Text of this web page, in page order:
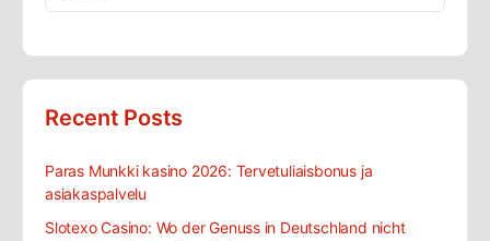
for:
Recent Posts
Paras Munkki kasino 2026: Tervetuliaisbonus ja
asiakaspalvelu
Slotexo Casino: Wo der Genuss in Deutschland nicht